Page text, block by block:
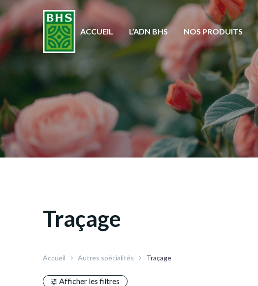
ACCUEIL L’ADN BHS NOS PRODUITS
Traçage
Accueil Autres spécialités Traçage
Afficher les filtres